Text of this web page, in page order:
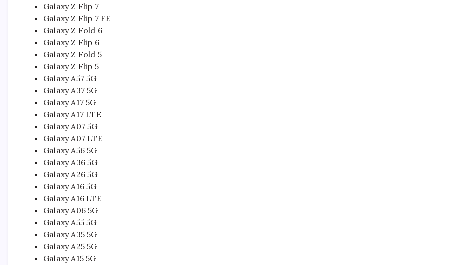
Galaxy Z Flip 7
Galaxy Z Flip 7 FE
Galaxy Z Fold 6
Galaxy Z Flip 6
Galaxy Z Fold 5
Galaxy Z Flip 5
Galaxy A57 5G
Galaxy A37 5G
Galaxy A17 5G
Galaxy A17 LTE
Galaxy A07 5G
Galaxy A07 LTE
Galaxy A56 5G
Galaxy A36 5G
Galaxy A26 5G
Galaxy A16 5G
Galaxy A16 LTE
Galaxy A06 5G
Galaxy A55 5G
Galaxy A35 5G
Galaxy A25 5G
Galaxy A15 5G